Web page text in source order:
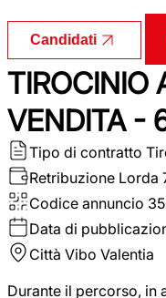
Candidati
TIROCINIO
VENDITA -
Tipo di contratto
Retribuzione Lorda
Codice annuncio
Data di
Città Vibo Valentia
Durante il percorso, in